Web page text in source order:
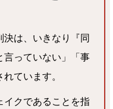
は、いきなり『同
言っていない」「事
ています。
イクであることを指